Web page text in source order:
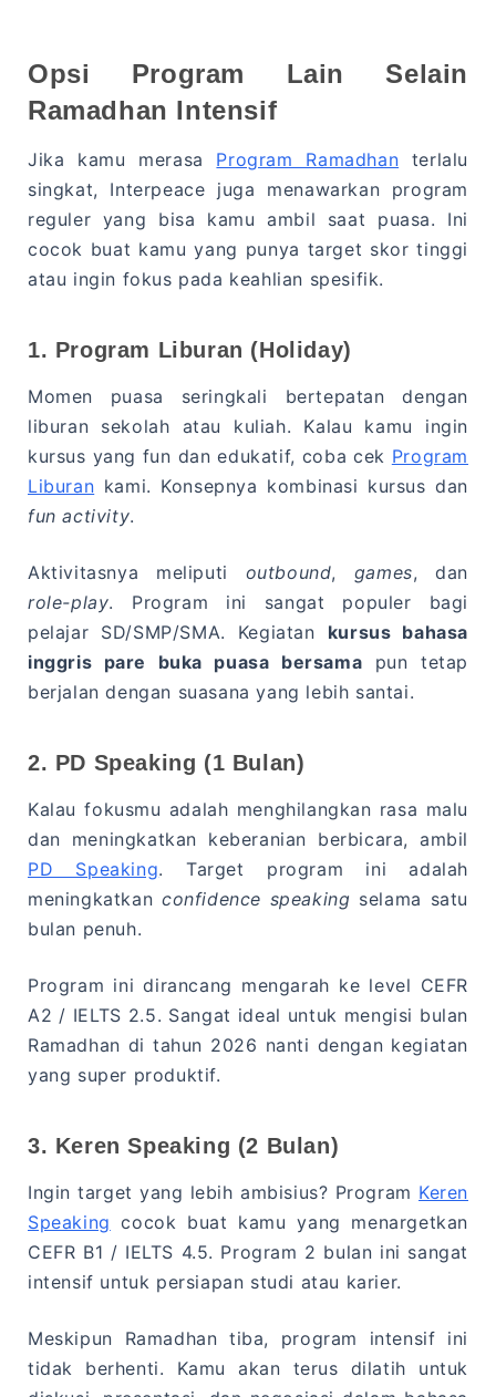
Opsi Program Lain Selain
Ramadhan Intensif
Jika kamu merasa Program Ramadhan terlalu
singkat, Interpeace juga menawarkan program
reguler yang bisa kamu ambil saat puasa. Ini
cocok buat kamu yang punya target skor tinggi
atau ingin fokus pada keahlian spesifik.
1. Program Liburan (Holiday)
Momen puasa seringkali bertepatan dengan
liburan sekolah atau kuliah. Kalau kamu ingin
kursus yang fun dan edukatif, coba cek Program
Liburan kami. Konsepnya kombinasi kursus dan
fun activity.
Aktivitasnya meliputi outbound, games, dan
role-play. Program ini sangat populer bagi
pelajar SD/SMP/SMA. Kegiatan kursus bahasa
inggris pare buka puasa bersama pun tetap
berjalan dengan suasana yang lebih santai.
2. PD Speaking (1 Bulan)
Kalau fokusmu adalah menghilangkan rasa malu
dan meningkatkan keberanian berbicara, ambil
PD Speaking. Target program ini adalah
meningkatkan confidence speaking selama satu
bulan penuh.
Program ini dirancang mengarah ke level CEFR
A2 / IELTS 2.5. Sangat ideal untuk mengisi bulan
Ramadhan di tahun 2026 nanti dengan kegiatan
yang super produktif.
3. Keren Speaking (2 Bulan)
Ingin target yang lebih ambisius? Program Keren
Speaking cocok buat kamu yang menargetkan
CEFR B1 / IELTS 4.5. Program 2 bulan ini sangat
intensif untuk persiapan studi atau karier.
Meskipun Ramadhan tiba, program intensif ini
tidak berhenti. Kamu akan terus dilatih untuk